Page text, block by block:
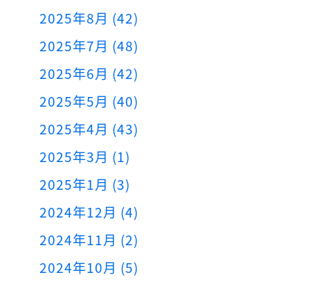
2025年8月 (42)
2025年7月 (48)
2025年6月 (42)
2025年5月 (40)
2025年4月 (43)
2025年3月 (1)
2025年1月 (3)
2024年12月 (4)
2024年11月 (2)
2024年10月 (5)